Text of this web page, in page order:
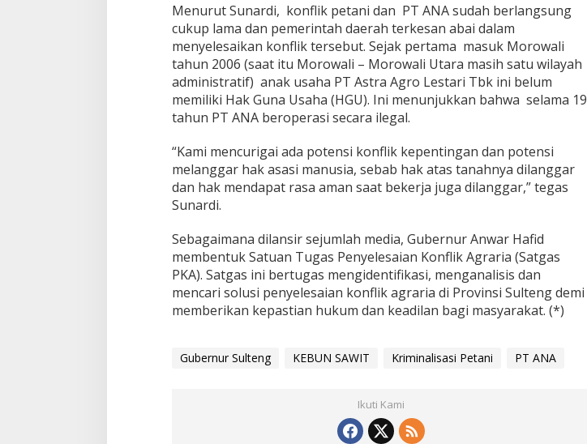
Menurut Sunardi, konflik petani dan PT ANA sudah berlangsung
cukup lama dan pemerintah daerah terkesan abai dalam
menyelesaikan konflik tersebut. Sejak pertama masuk Morowali
tahun 2006 (saat itu Morowali – Morowali Utara masih satu wilayah
administratif) anak usaha PT Astra Agro Lestari Tbk ini belum
memiliki Hak Guna Usaha (HGU). Ini menunjukkan bahwa selama 19
tahun PT ANA beroperasi secara ilegal.
“Kami mencurigai ada potensi konflik kepentingan dan potensi
melanggar hak asasi manusia, sebab hak atas tanahnya dilanggar
dan hak mendapat rasa aman saat bekerja juga dilanggar,” tegas
Sunardi.
Sebagaimana dilansir sejumlah media, Gubernur Anwar Hafid
membentuk Satuan Tugas Penyelesaian Konflik Agraria (Satgas
PKA). Satgas ini bertugas mengidentifikasi, menganalisis dan
mencari solusi penyelesaian konflik agraria di Provinsi Sulteng demi
memberikan kepastian hukum dan keadilan bagi masyarakat. (*)
Gubernur Sulteng KEBUN SAWIT Kriminalisasi Petani PT ANA
Ikuti Kami